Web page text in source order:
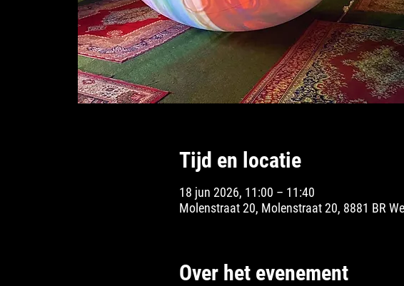
Tijd en locatie
18 jun 2026, 11:00 – 11:40
Molenstraat 20, Molenstraat 20, 8881 BR
Over het evenement